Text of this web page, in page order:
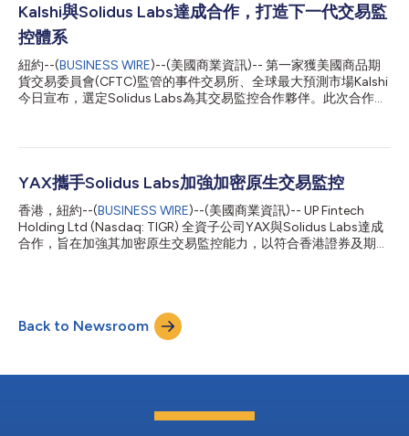
檢測技術的保護。Webull以將機構級技術引入零售交易市場而著
稱，此次將利用Solidus Labs的HALO平台，為其高忠誠度、高交
易量客戶群提供所需的嚴格監管。 「隨著我們的業務擴展至北美
及其他地區，保護我們的客戶並滿足最高的法遵標準是Webull Pay
的核心重點。」Webull在美國的數位資產服務供應商Webull Pay的
法遵長Damarizz Medina表示，「Solidus Labs憑藉其在交易監控
方面的專長和對數位資產領域的深刻理解，成為我們的理想合作夥
Kalshi與Solidus Labs達成合作，打造下一代交易監
控體系
紐約--(BUSINESS WIRE)--(美國商業資訊)-- 第一家獲美國商品期
貨交易委員會(CFTC)監管的事件交易所、全球最大預測市場Kalshi
今日宣布，選定Solidus Labs為其交易監控合作夥伴。此次合作將
準。 身為第一家獲准提供事件合約的CFTC持牌交易所，Kalshi推
百萬美國用戶信賴的一流法規遵循預測市場平台，Kalshi將真實世
Kalshi法律顧問兼執法部門負責人Robert DeNault表示：「Kalshi
的發展建立在對法規遵循的堅定承諾之上。這份深耕法規遵循的決
心是我們的核心競爭力所在。透過與Solidus Labs合作，我們將確
YAX攜手Solidus Labs加強加密原生交易監控
香港，紐約--(BUSINESS WIRE)--(美國商業資訊)-- UP Fintech
Holding Ltd (Nasdaq: TIGR) 全資子公司YAX與Solidus Labs達成
合作，旨在加強其加密原生交易監控能力，以符合香港證券及期貨
統一監控。YAX的法遵團隊利用該平台，能夠偵測和調查在數位資
產市場中日益普遍的多層級的複雜詐欺計畫和洗錢網路，同時確保
遵守香港的反洗錢/反恐融資（AML/CFT）規定。 「確保YAX符合
YAX法遵主管Hugo Wong表示，「我們選擇Solidus Labs的原因
中偵測風險的能力。其基於行為的監控系統具備識別複雜詐騙模式
所需的精密度，能在香港受監理的數位資產生態系統中為使用者提
Back to Newsroom